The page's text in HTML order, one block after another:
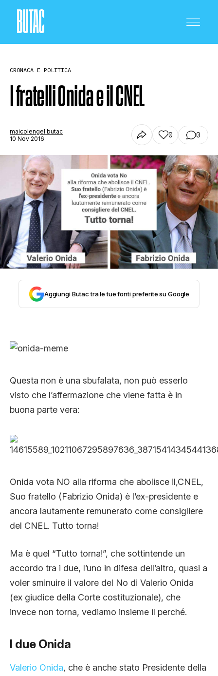
SCIENZA E TECNOLOGIA
SALUTE E MEDICINA
STORIA E CITAZIONI
INTRATTENIMENTO
COMPLOTTI, LEGGENDE URBANE ED
TRUFFE E SOCIAL NETWORK
CLIMA ED ENERGIA
CONTATTI
CHI SIAMO
CRONACA E POLITICA
I fratelli Onida e il CNEL
maicolengel butac
10 Nov 2016
0 0
Aggiungi Butac tra le tue fonti preferite su Google
Questa non è una sbufalata, non può esserlo
visto che l’affermazione che viene fatta è in
buona parte vera:
Onida vota NO alla riforma che abolisce il,CNEL,
Suo fratello (Fabrizio Onida) è l’ex-presidente e
ancora lautamente remunerato come consigliere
del CNEL. Tutto torna!
Ma è quel “Tutto torna!”, che sottintende un
accordo tra i due, l’uno in difesa dell’altro, quasi a
voler sminuire il valore del No di Valerio Onida
(ex giudice della Corte costituzionale), che
invece non torna, vediamo insieme il perché.
I due Onida
Valerio Onida, che è anche stato Presidente della